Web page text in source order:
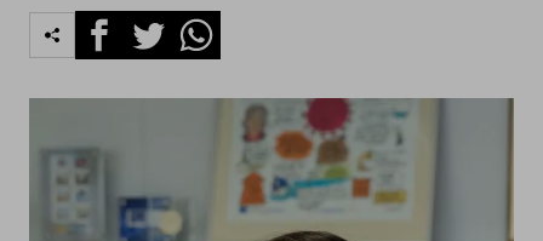
FacebookTwitterWhatsapp